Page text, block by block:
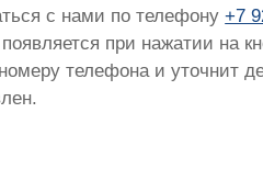
с нами по телефону+7
при нажатии на
телефона и уточнит